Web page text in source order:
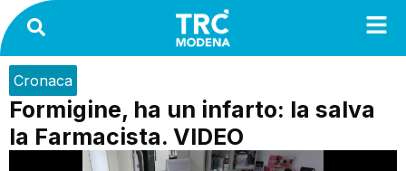
Cronaca
Formigine, ha un infarto: la salva
la Farmacista. VIDEO